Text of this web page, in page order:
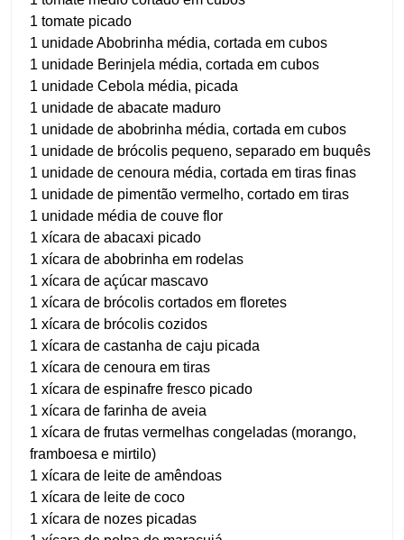
1 tomate picado
1 unidade Abobrinha média, cortada em cubos
1 unidade Berinjela média, cortada em cubos
1 unidade Cebola média, picada
1 unidade de abacate maduro
1 unidade de abobrinha média, cortada em cubos
1 unidade de brócolis pequeno, separado em buquês
1 unidade de cenoura média, cortada em tiras finas
1 unidade de pimentão vermelho, cortado em tiras
1 unidade média de couve flor
1 xícara de abacaxi picado
1 xícara de abobrinha em rodelas
1 xícara de açúcar mascavo
1 xícara de brócolis cortados em floretes
1 xícara de brócolis cozidos
1 xícara de castanha de caju picada
1 xícara de cenoura em tiras
1 xícara de espinafre fresco picado
1 xícara de farinha de aveia
1 xícara de frutas vermelhas congeladas (morango,
framboesa e mirtilo)
1 xícara de leite de amêndoas
1 xícara de leite de coco
1 xícara de nozes picadas